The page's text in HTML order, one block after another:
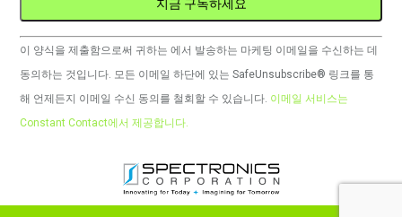
Constant
Contact
사
용.
는
이 양식을 제출함으로써 귀하는 에서 발송하는 마케팅 이메일을 수신하는 데
동의하는 것입니다. 모든 이메일 하단에 있는 SafeUnsubscribe® 링크를 통
해 언제든지 이메일 수신 동의를 철회할 수 있습니다. 이메일 서비스는
Constant Contact에서 제공합니다.